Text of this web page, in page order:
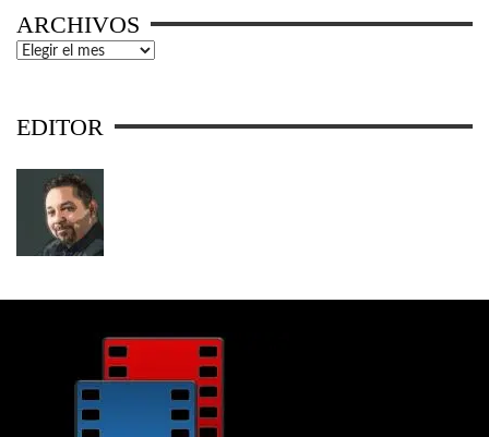
ARCHIVOS
Archivos
EDITOR